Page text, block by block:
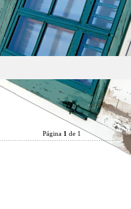
Página 1 de 1